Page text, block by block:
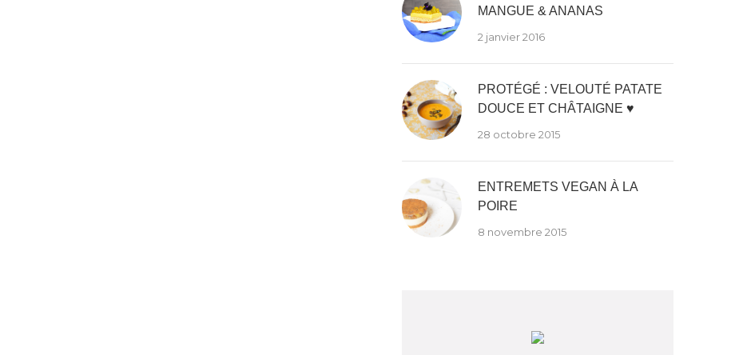
MANGUE & ANANAS
2 janvier 2016
PROTÉGÉ : VELOUTÉ PATATE
DOUCE ET CHÂTAIGNE ♥
28 octobre 2015
ENTREMETS VEGAN À LA
POIRE
8 novembre 2015